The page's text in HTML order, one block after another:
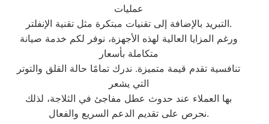
عمليات
التبريد بالإضافة إلى تقنيات مبتكرة مثل تقنية الإنفلتر.
ورغم المزايا العالية لهذه الأجهزة، نوفر لكم خدمة صيانة
متكاملة بأسعار
تنافسية تقدم قيمة متميزة. ندرك تمامًا حالة القلق والتوتر
التي يشعر
بها العملاء عند حدوث عطل مفاجئ في الثلاجة، لذلك
نحرص على تقديم الدعم السريع والفعال.